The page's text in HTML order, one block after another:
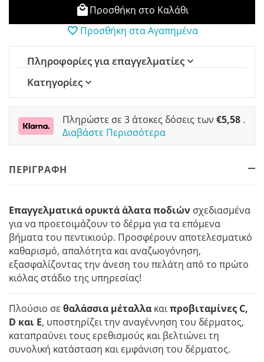
Προσθήκη στο Καλάθι
Προσθήκη στα Αγαπημένα
Πληροφορίες για επαγγελματίες
Κατηγορίες
Πληρώστε σε 3 άτοκες δόσεις των €5,58 .
Διαβάστε Περισσότερα
ΠΕΡΙΓΡΑΦΗ
Επαγγελματικά ορυκτά άλατα ποδιών σχεδιασμένα
για να προετοιμάζουν το δέρμα για τα επόμενα
βήματα του πεντικιούρ. Προσφέρουν αποτελεσματικό
καθαρισμό, απαλότητα και αναζωογόνηση,
εξασφαλίζοντας την άνεση του πελάτη από το πρώτο
κιόλας στάδιο της υπηρεσίας!
Πλούσιο σε θαλάσσια μέταλλα καιπροβιταμίνες C,
D και E, υποστηρίζει την αναγέννηση του δέρματος,
καταπραΰνει τους ερεθισμούς και βελτιώνει τη
συνολική κατάσταση και εμφάνιση του δέρματος.